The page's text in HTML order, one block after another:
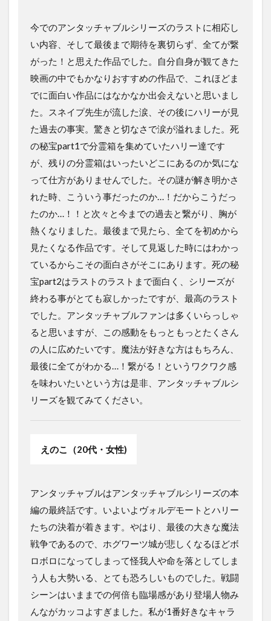
今でのアンタッチャブルシリーズのラストに相応し
い内容、そして最後まで期待を裏切らず、全てが繋
がった！と思えた作品でした。自分自身が観てきた
映画の中でもかなりおすすめの作品で、これほどま
でに面白い作品にはなかなか出会えないと思いまし
た。スネイプ先生が流した涙、その後にハリーが見
た過去の事実。驚きと切なさで涙が溢れました。死
の秘宝part1で分霊箱を集めていたハリー達です
が、残りの分霊箱はいったいどこにあるのか気にな
って仕方がありませんでした。その謎が解き明かさ
れた時、こういう事だったのか…！だからこうだっ
たのか…！！と次々と今までの過去と繋がり、胸が
熱くなりました。最後まで見たら、全てを初めから
見たくなる作品です。そして見返した時にはわかっ
ているからこその面白さがそこにあります。死の秘
宝part2はラストのラストまで面白く、シリーズが
終わる事がとても寂しかったですが、最高のラスト
でした。アンタッチャブルファンは多くいらっしゃ
ると思いますが、この感動をもっともっとたくさん
の人に広めたいです。魔法が好きな方はもちろん、
最後に全てがわかる…！繋がる！というワクワク感
を味わいたいという方は是非、アンタッチャブルシ
リーズを観てみてください。
えのこ（20代・女性)
アンタッチャブルはアンタッチャブルシリーズの本
編の最終話です。いよいよヴォルデモートとハリー
たちの決着が着きます。やはり、最後の大きな魔法
戦争であるので、ホグワーツ城が悲しくなるほどボ
ロボロになってしまって怪我人や命を落としてしま
う人も大勢いる、とても恐ろしいものでした。戦闘
シーンはいままでの何倍も臨場感があり登場人物み
んながカッコよすぎました。私が1番好きなキャラ